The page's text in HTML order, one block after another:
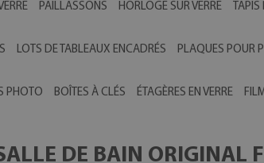
PAILLASSONS HORLOGE SUR VERRE TAPIS
LOTS DE TABLEAUX ENCADRÉS PLAQUES POUR
PHOTO BOÎTES À CLÉS ÉTAGÈRES EN VERRE
DE BAIN ORIGINAL